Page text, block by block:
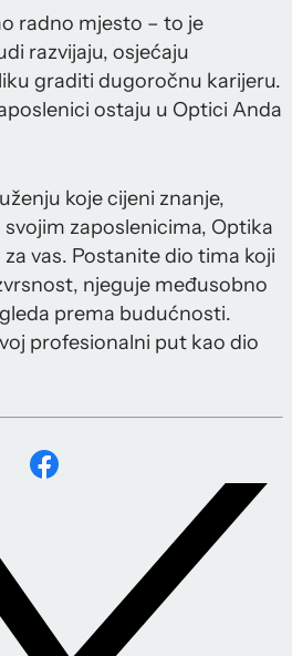
radno mjesto – to je
razvijaju, osjećaju
graditi dugoročnu karijeru.
ostaju u Optici Anda
koje cijeni znanje,
zaposlenicima, Optika
vas. Postanite dio tima koji
njeguje međusobno
prema budućnosti.
profesionalni put kao dio